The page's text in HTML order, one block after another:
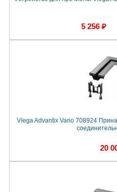
5 256 ₽
Viega Advantix Vario 708924
20